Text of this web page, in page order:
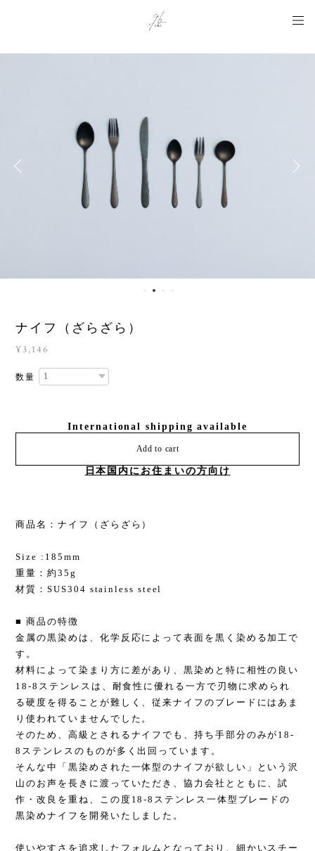
ナイフ（ざらざら）
¥3,146
数量
International shipping available
Add to cart
日本国内にお住まいの方向け
商品名：ナイフ（ざらざら）
Size :185mm
重量：約35g
材質：SUS304 stainless steel
■ 商品の特徴
金属の黒染めは、化学反応によって表面を黒く染める加工で
す。
材料によって染まり方に差があり、黒染めと特に相性の良い
18-8ステンレスは、耐食性に優れる一方で刃物に求められ
る硬度を得ることが難しく、従来ナイフのブレードにはあま
り使われていませんでした。
そのため、高級とされるナイフでも、持ち手部分のみが18-
8ステンレスのものが多く出回っています。
そんな中「黒染めされた一体型のナイフが欲しい」という沢
山のお声を長きに渡っていただき、協力会社とともに、試
作・改良を重ね、この度18-8ステンレス一体型ブレードの
黒染めナイフを開発いたしました。
使いやすさを追求したフォルムとなっており、細かいスチー